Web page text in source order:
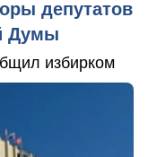
депутатов
Думы
избирком